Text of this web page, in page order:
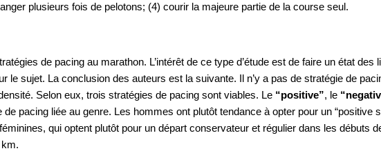
plusieurs fois de pelotons; (4) courir la majeure partie de la course seul.
de pacing au marathon. L’intérêt de ce type d’étude est de faire un état des
sujet. La conclusion des auteurs est la suivante. Il n’y a pas de stratégie de
Selon eux, trois stratégies de pacing sont viables. Le “positive”, le
pacing liée au genre. Les hommes ont plutôt tendance à opter pour un “positive
qui optent plutôt pour un départ conservateur et régulier dans les débuts
km.